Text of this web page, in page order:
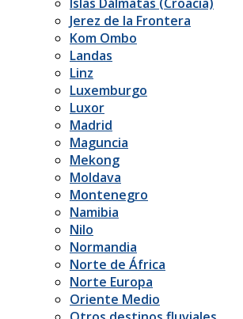
Jerez de la Frontera
Kom Ombo
Landas
Linz
Luxemburgo
Luxor
Madrid
Maguncia
Mekong
Moldava
Montenegro
Namibia
Nilo
Normandia
Norte de África
Norte Europa
Oriente Medio